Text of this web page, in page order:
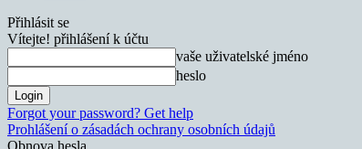
Přihlásit se
Vítejte! přihlášení k účtu
vaše uživatelské jméno
heslo
Forgot your password? Get help
Prohlášení o zásadách ochrany osobních údajů
Obnova hesla